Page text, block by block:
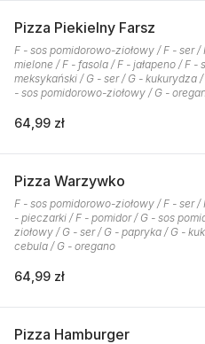
Pizza Piekielny Farsz
F - sos pomidorowo-ziołowy / F - ser /
mielone / F - fasola / F - jałapeno / F -
meksykański / G - ser / G - kukurydza
- sos pomidorowo-ziołowy / G -
64,99 zł
Pizza Warzywko
F - sos pomidorowo-ziołowy / F - ser /
- pieczarki / F - pomidor / G - sos
ziołowy / G - ser / G - papryka / G -
cebula / G - oregano
64,99 zł
Pizza Hamburger